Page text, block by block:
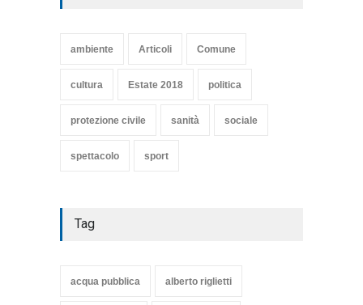
TARQUINIA
ambiente Articoli Comune
cultura Estate 2018 politica
protezione civile sanità sociale
spettacolo sport
Tag
acqua pubblica alberto riglietti